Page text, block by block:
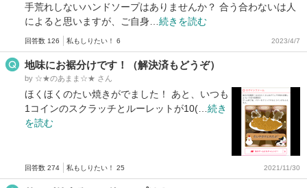
手荒れしないハンドソープはありませんか？ 合う合わないは人
によると思いますが、ご自身… 続きを読む
回答数 126 私もしりたい！ 6 2023/4/7
地味にお裾分けです！（解決済もどうぞ）
by ☆★のあまま☆★ さん
ほくほくのたい焼きがでました！ あと、いつも
1コインのスクラッチとルーレットが10(… 続き
を読む
回答数 274 私もしりたい！ 25 2021/11/30